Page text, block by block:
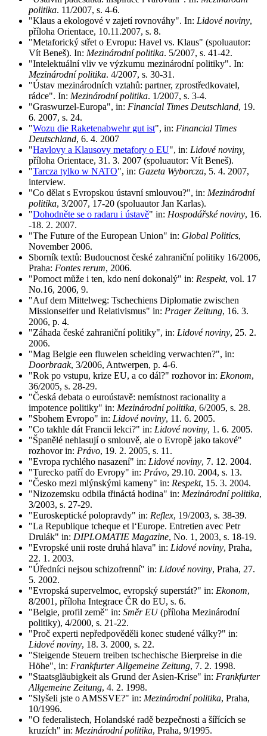
politika. 11/2007, s. 4-6.
"Klaus a ekologové v zajetí rovnováhy". In: Lidové noviny,
příloha Orientace, 10.11.2007, s. 8.
"Metaforický střet o Evropu: Havel vs. Klaus" (spoluautor:
Vít Beneš). In: Mezinárodní politika. 5/2007, s. 41-42.
"Intelektuální vliv ve výzkumu mezinárodní politiky". In:
Mezinárodní politika. 4/2007, s. 30-31.
"Ústav mezinárodních vztahů: partner, zprostředkovatel,
rádce". In: Mezinárodní politika. 1/2007, s. 3-4.
"Graswurzel-Europa", in: Financial Times Deutschland, 19.
6. 2007, s. 24.
"Wozu die Raketenabwehr gut ist", in: Financial Times
Deutschland, 6. 4. 2007
"Havlovy a Klausovy metafory o EU", in: Lidové noviny,
příloha Orientace, 31. 3. 2007 (spoluautor: Vít Beneš).
"Tarcza tylko w NATO", in: Gazeta Wyborcza, 5. 4. 2007,
interview.
"Co dělat s Evropskou ústavní smlouvou?", in: Mezinárodní
politika, 3/2007, 17-20 (spoluautor Jan Karlas).
"Dohodněte se o radaru i ústavě" in: Hospodářské noviny, 16.
-18. 2. 2007.
"The Future of the European Union" in: Global Politics,
November 2006.
Sborník textů: Budoucnost české zahraniční politiky 16/2006,
Praha: Fontes rerum, 2006.
"Pomoct může i ten, kdo není dokonalý" in: Respekt, vol. 17
No.16, 2006, 9.
"Auf dem Mittelweg: Tschechiens Diplomatie zwischen
Missionseifer und Relativismus" in: Prager Zeitung, 16. 3.
2006, p. 4.
"Záhada české zahraniční politiky", in: Lidové noviny, 25. 2.
2006.
"Mag Belgie een fluwelen scheiding verwachten?", in:
Doorbraak, 3/2006, Antwerpen, p. 4-6.
"Rok po vstupu, krize EU, a co dál?" rozhovor in: Ekonom,
36/2005, s. 28-29.
"Česká debata o euroústavě: nemístnost racionality a
impotence politiky" in: Mezinárodní politika, 6/2005, s. 28.
"Sbohem Evropo" in: Lidové noviny, 11. 6. 2005.
"Co takhle dát Francii lekci?" in: Lidové noviny, 1. 6. 2005.
"Španělé nehlasují o smlouvě, ale o Evropě jako takové"
rozhovor in: Právo, 19. 2. 2005, s. 11.
"Evropa rychlého nasazení" in: Lidové noviny, 7. 12. 2004.
"Turecko patří do Evropy" in: Právo, 29.10. 2004, s. 13.
"Česko mezi mlýnskými kameny" in: Respekt, 15. 3. 2004.
"Nizozemsku odbila třináctá hodina" in: Mezinárodní politika,
3/2003, s. 27-29.
"Euroskeptické polopravdy" in: Reflex, 19/2003, s. 38-39.
"La Republique tcheque et l‘Europe. Entretien avec Petr
Drulák" in: DIPLOMATIE Magazine, No. 1, 2003, s. 18-19.
"Evropské unii roste druhá hlava" in: Lidové noviny, Praha,
22. 1. 2003.
"Úředníci nejsou schizofrenní" in: Lidové noviny, Praha, 27.
5. 2002.
"Evropská supervelmoc, evropský superstát?" in: Ekonom,
8/2001, příloha Integrace ČR do EU, s. 6.
"Belgie, profil země" in: Směr EU(příloha Mezinárodní
politiky), 4/2000, s. 21-22.
"Proč experti nepředpověděli konec studené války?" in:
Lidové noviny, 18. 3. 2000, s. 22.
"Steigende Steuern treiben tschechische Bierpreise in die
Höhe", in: Frankfurter Allgemeine Zeitung, 7. 2. 1998.
"Staatsgläubigkeit als Grund der Asien-Krise" in: Frankfurter
Allgemeine Zeitung, 4. 2. 1998.
"Slyšeli jste o AMSSVE?" in: Mezinárodní politika, Praha,
10/1996.
"O federalistech, Holandské radě bezpečnosti a šířících se
kruzích" in: Mezinárodní politika, Praha, 9/1995.